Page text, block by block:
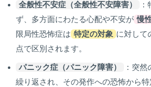
全般性不安症（全般性不安障害）
ず、多方面にわたる心配や不安が 慢
限局性恐怖症は 特定の対象 に対して
点で区別されます。
パニック症（パニック障害）
：突
繰り返され、その発作への恐怖から